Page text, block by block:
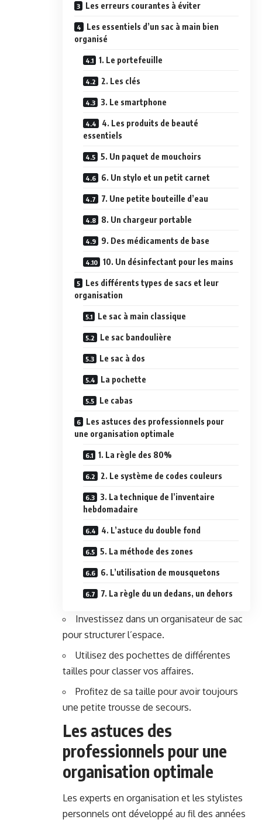
Les erreurs courantes à éviter
Les essentiels d’un sac à main bien
organisé
1. Le portefeuille
2. Les clés
3. Le smartphone
4. Les produits de beauté
essentiels
5. Un paquet de mouchoirs
6. Un stylo et un petit carnet
7. Une petite bouteille d’eau
8. Un chargeur portable
9. Des médicaments de base
10. Un désinfectant pour les mains
Les différents types de sacs et leur
organisation
Le sac à main classique
Le sac bandoulière
Le sac à dos
La pochette
Le cabas
Les astuces des professionnels pour
une organisation optimale
1. La règle des 80%
2. Le système de codes couleurs
3. La technique de l’inventaire
hebdomadaire
4. L’astuce du double fond
5. La méthode des zones
6. L’utilisation de mousquetons
7. La règle du un dedans, un dehors
Investissez dans un organisateur de sac
pour structurer l’espace.
Utilisez des pochettes de différentes
tailles pour classer vos affaires.
Profitez de sa taille pour avoir toujours
une petite trousse de secours.
Les astuces des
professionnels pour une
organisation optimale
Les experts en organisation et les stylistes
personnels ont développé au fil des années